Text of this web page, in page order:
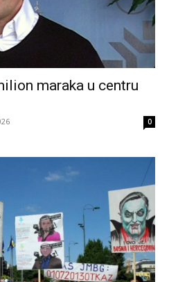
maraka u centru
0